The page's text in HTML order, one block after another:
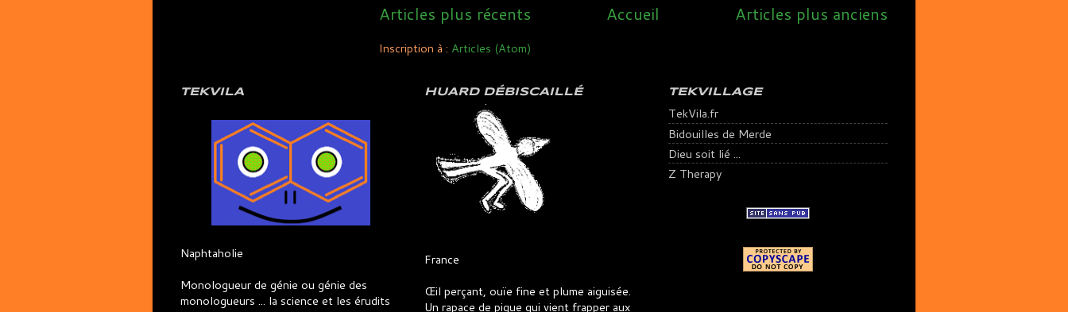
Articles plus récents Articles plus anciens
Accueil
Inscription à : Articles (Atom)
TEKVILA
Naphtaholie
Monologueur de génie ou génie des
monologueurs ... la science et les érudits
HUARD DÉBISCAILLÉ
France
Œil perçant, ouïe fine et plume aiguisée.
Un rapace de pique qui vient frapper aux
TEKVILLAGE
TekVila.fr
Bidouilles de Merde
Dieu soit lié ...
Z Therapy